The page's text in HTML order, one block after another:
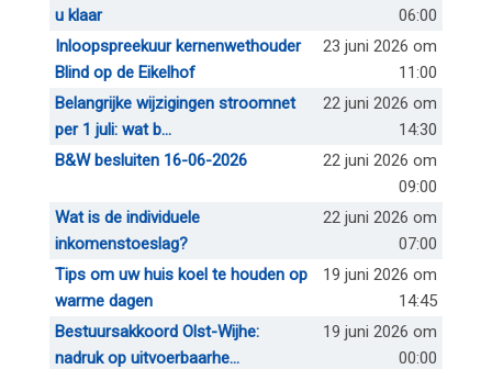
u klaar
06:00
Inloopspreekuur kernenwethouder
Blind op de Eikelhof
23 juni 2026 om
11:00
Belangrijke wijzigingen stroomnet
per 1 juli: wat b...
22 juni 2026 om
14:30
B&W besluiten 16-06-2026
22 juni 2026 om
09:00
Wat is de individuele
inkomenstoeslag?
22 juni 2026 om
07:00
Tips om uw huis koel te houden op
warme dagen
19 juni 2026 om
14:45
Bestuursakkoord Olst-Wijhe:
nadruk op uitvoerbaarhe...
19 juni 2026 om
00:00